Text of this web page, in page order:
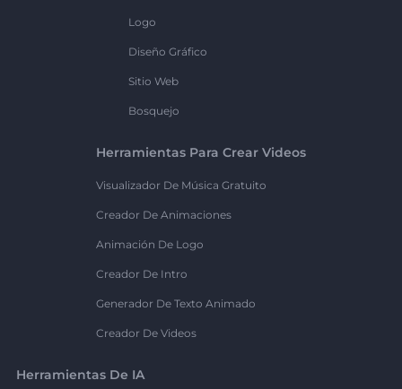
Logo
Diseño Gráfico
Sitio Web
Bosquejo
Herramientas Para Crear Videos
Visualizador De Música Gratuito
Creador De Animaciones
Animación De Logo
Creador De Intro
Generador De Texto Animado
Creador De Videos
Herramientas De IA